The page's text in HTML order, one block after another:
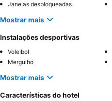
Janelas desbloqueadas
Mostrar mais
Instalações desportivas
Voleibol
Mergulho
Mostrar mais
Características do hotel